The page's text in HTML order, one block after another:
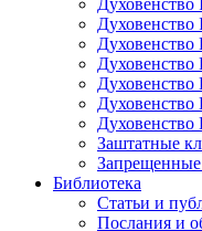
Духовенство
Духовенство
Духовенство
Духовенство
Духовенство
Духовенство
Заштатные
Библиотека
Статьи и
Послания и